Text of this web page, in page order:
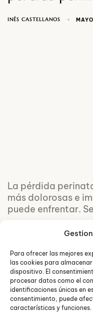
Para ofrecer las mejores
las cookies para
dispositivo. El
procesar datos como el
identificaciones únicas en
consentimiento, puede
características y funciones.
INÉS CASTELLANOS
La pérdida
más dolorosas e
puede enfrentar.